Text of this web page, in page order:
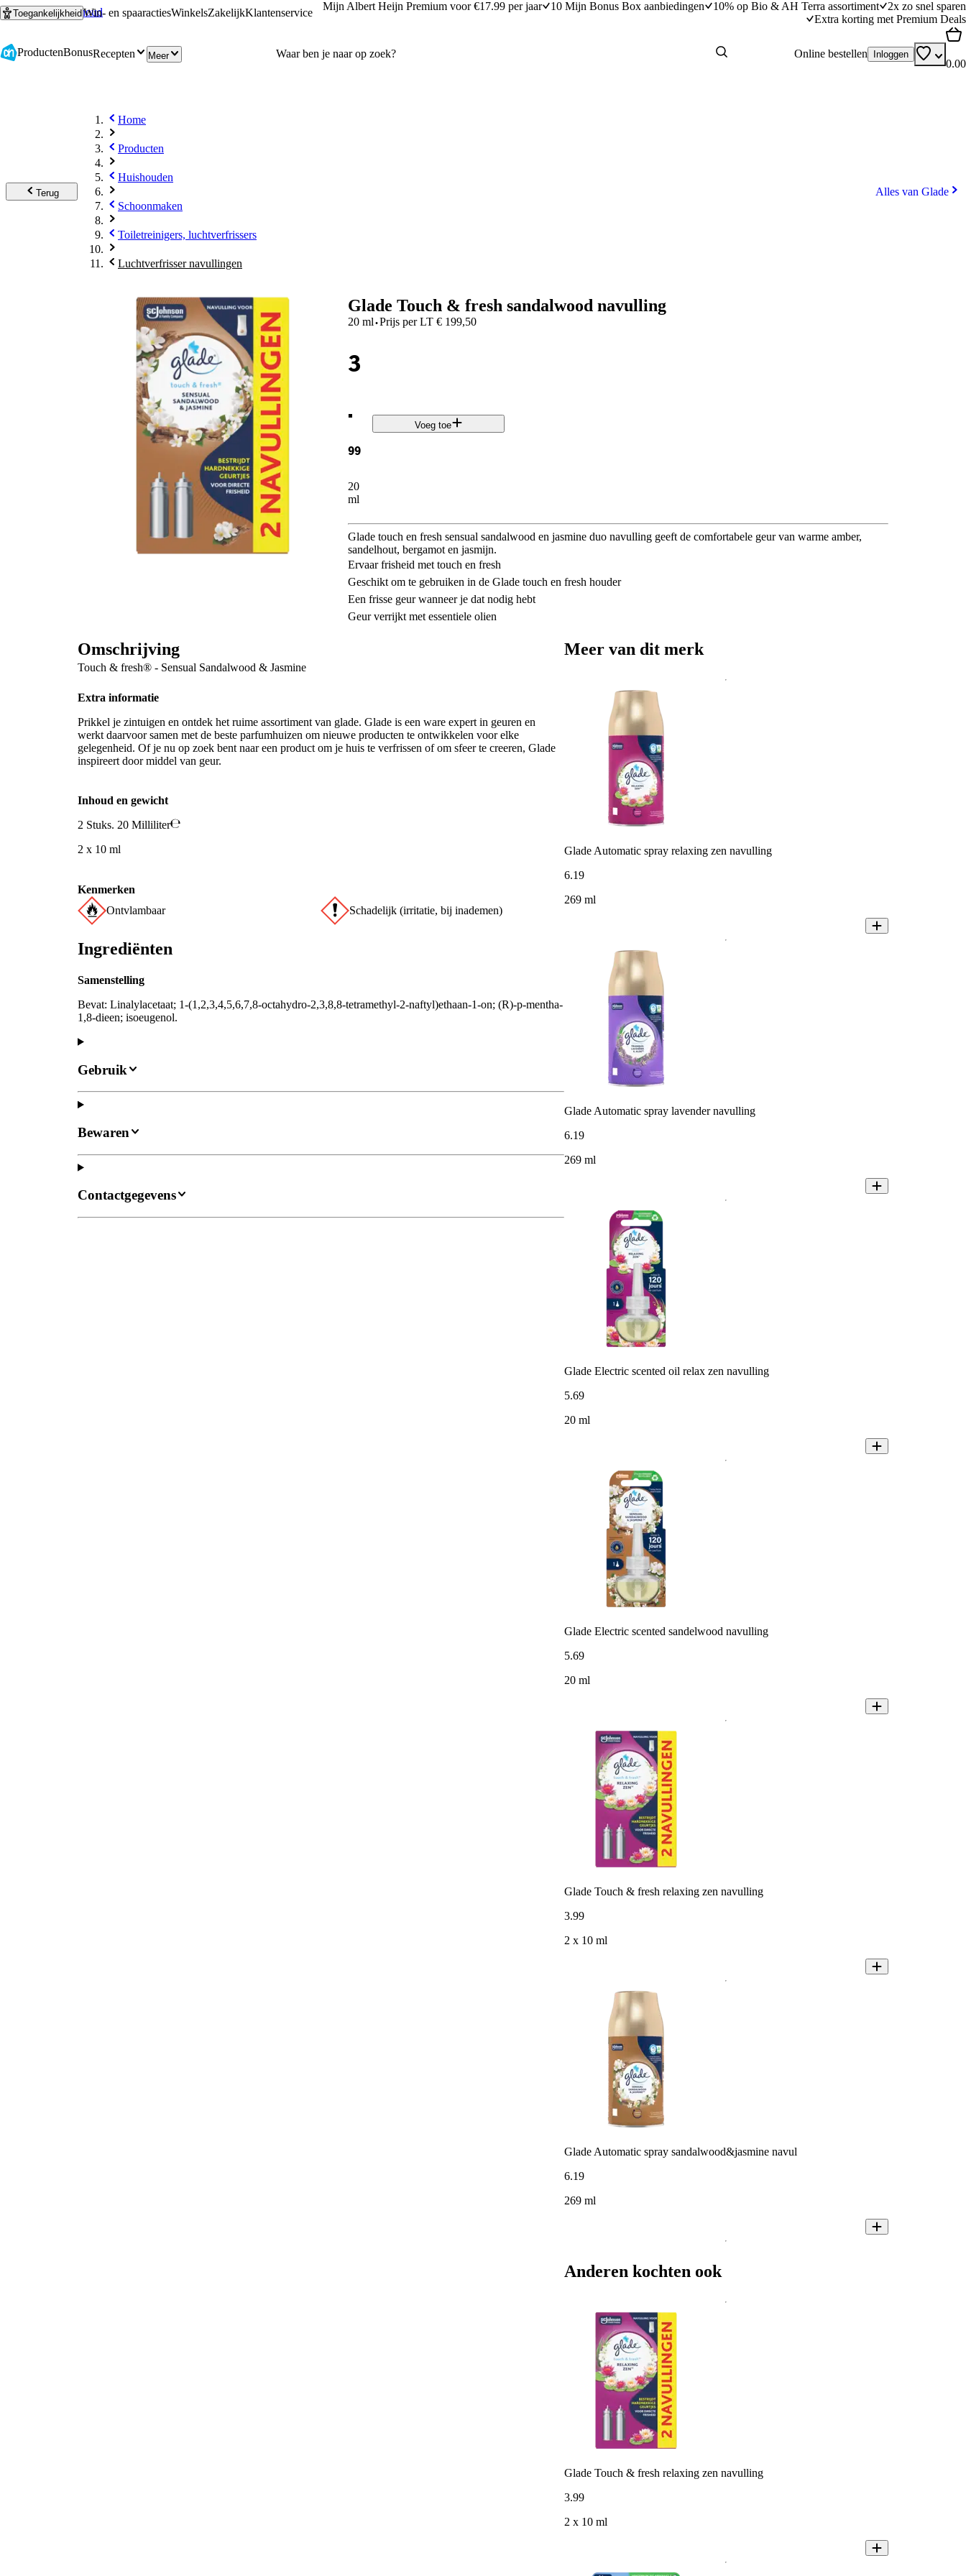
Ga naar hoofdinhoud
Ga naar zoeken
ToegankelijkheidWin- en spaaractiesWinkelsZakelijkKlantenservice
Mijn Albert Heijn Premium voor €17.99 per jaar 10 Mijn Bonus Box aanbiedingen 10% op Bio & AH Terra assortiment
2x zo snel sparen
Extra korting met Premium Deals
ProductenBonusRecepten Meer Online bestellen Inloggen
0.00
Terug
Home
Producten
Huishouden
Schoonmaken
Toiletreinigers, luchtverfrissers
Luchtverfrisser navullingen
Alles van Glade
Glade Touch & fresh sandalwood navulling
20 ml·Prijs per LT€ 199,50
3
.
99
20
ml
Voeg toe
Glade touch en fresh sensual sandalwood en jasmine duo navulling geeft de comfortabele geur van warme amber,
sandelhout, bergamot en jasmijn.
Ervaar frisheid met touch en fresh
Geschikt om te gebruiken in de Glade touch en fresh houder
Een frisse geur wanneer je dat nodig hebt
Geur verrijkt met essentiele olien
Omschrijving
Touch & fresh® - Sensual Sandalwood & Jasmine
Extra informatie
Prikkel je zintuigen en ontdek het ruime assortiment van glade. Glade is een ware expert in geuren en
werkt daarvoor samen met de beste parfumhuizen om nieuwe producten te ontwikkelen voor elke
gelegenheid. Of je nu op zoek bent naar een product om je huis te verfrissen of om sfeer te creeren, Glade
inspireert door middel van geur.
Inhoud en gewicht
2 Stuks. 20 Milliliter
2 x 10 ml
Kenmerken
Ontvlambaar
Schadelijk (irritatie, bij inademen)
Ingrediënten
Samenstelling
Bevat: Linalylacetaat; 1-(1,2,3,4,5,6,7,8-octahydro-2,3,8,8-tetramethyl-2-naftyl)ethaan-1-on; (R)-p-mentha-
1,8-dieen; isoeugenol.
Gebruik
Bewaren
Contactgegevens
Meer van dit merk
Glade Automatic spray relaxing zen navulling
6.19
269 ml
Glade Automatic spray lavender navulling
6.19
269 ml
Glade Electric scented oil relax zen navulling
5.69
20 ml
Glade Electric scented sandelwood navulling
5.69
20 ml
Glade Touch & fresh relaxing zen navulling
3.99
2 x 10 ml
Glade Automatic spray sandalwood&jasmine navul
6.19
269 ml
Anderen kochten ook
Glade Touch & fresh relaxing zen navulling
3.99
2 x 10 ml